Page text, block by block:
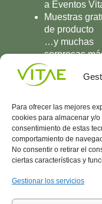
Para ofrecer las mejores
cookies para almacenar y/
consentimiento de estas
comportamiento de
No consentir o retirar el
ciertas características y
Gestionar los servicios
a Eventos
Muestras
de producto
…y muchas
sorpresas
UNIRME
Conocenos
Vitae
l
Área